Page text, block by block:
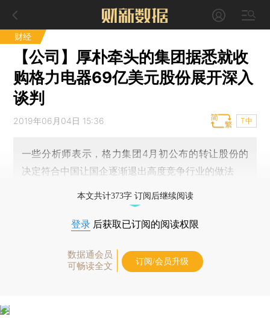
财经
【公司】厚朴牵头的集团据悉就收
购格力电器69亿美元股份展开深入
谈判
2019年06月04日 15:36 T中
一些分析师表示，格力集团4月初公布的转让股份的
决定符合中国让国企逐渐退出高度竞争行业的做法
本文共计373字 订阅后继续阅读
登录 后获取已订阅的阅读权限
数据通会员
可畅读全文
订阅/会员升级